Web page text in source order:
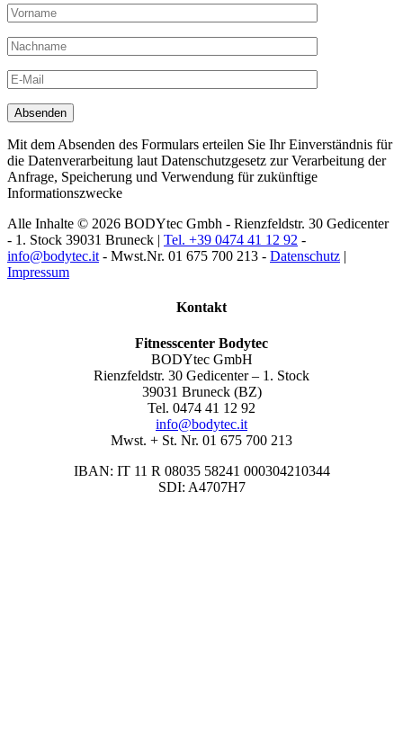
Mit dem Absenden des Formulars erteilen Sie Ihr Einverständnis für
die Datenverarbeitung laut Datenschutzgesetz zur Verarbeitung der
Anfrage, Speicherung und Verwendung für zukünftige
Informationszwecke
Alle Inhalte © 2026 BODYtec Gmbh - Rienzfeldstr. 30 Gedicenter
- 1. Stock 39031 Bruneck | Tel. +39 0474 41 12 92 -
info@bodytec.it - Mwst.Nr. 01 675 700 213 - Datenschutz |
Impressum
Kontakt
Fitnesscenter Bodytec
BODYtec GmbH
Rienzfeldstr. 30 Gedicenter – 1. Stock
39031 Bruneck (BZ)
Tel. 0474 41 12 92
info@bodytec.it
Mwst. + St. Nr. 01 675 700 213
IBAN: IT 11 R 08035 58241 000304210344
SDI: A4707H7